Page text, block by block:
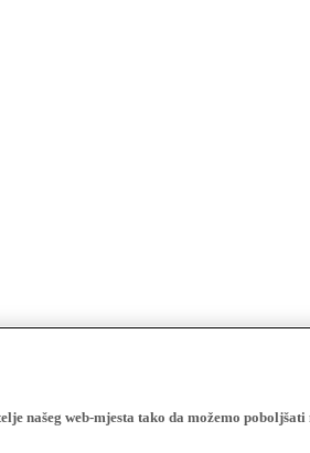
našeg web-mjesta tako da možemo poboljšati